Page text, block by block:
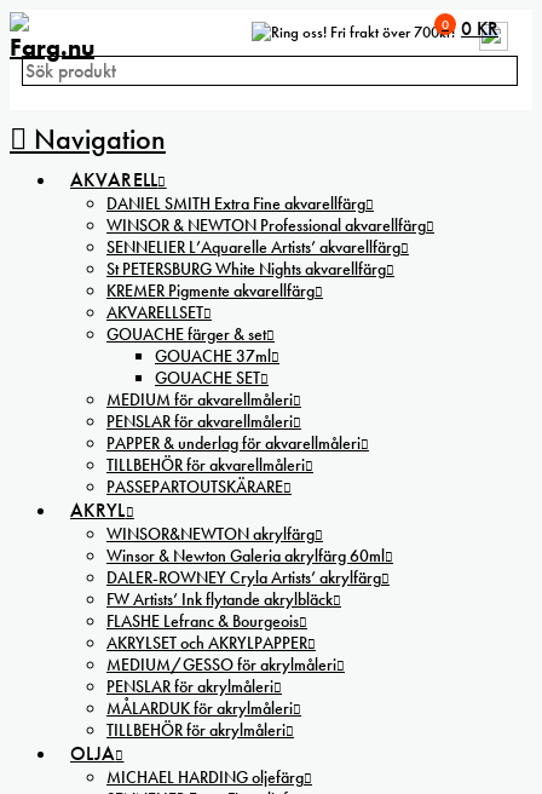
Fri frakt över 700kr!
Navigation
0 0 KR
AKVARELL
DANIEL SMITH Extra Fine akvarellfärg
WINSOR & NEWTON Professional akvarellfärg
SENNELIER L’Aquarelle Artists’ akvarellfärg
St PETERSBURG White Nights akvarellfärg
KREMER Pigmente akvarellfärg
AKVARELLSET
GOUACHE färger & set
GOUACHE 37ml
GOUACHE SET
MEDIUM för akvarellmåleri
PENSLAR för akvarellmåleri
PAPPER & underlag för akvarellmåleri
TILLBEHÖR för akvarellmåleri
PASSEPARTOUTSKÄRARE
AKRYL
WINSOR&NEWTON akrylfärg
Winsor & Newton Galeria akrylfärg 60ml
DALER-ROWNEY Cryla Artists’ akrylfärg
FW Artists’ Ink flytande akrylbläck
FLASHE Lefranc & Bourgeois
AKRYLSET och AKRYLPAPPER
MEDIUM/GESSO för akrylmåleri
PENSLAR för akrylmåleri
MÅLARDUK för akrylmåleri
TILLBEHÖR för akrylmåleri
OLJA
MICHAEL HARDING oljefärg